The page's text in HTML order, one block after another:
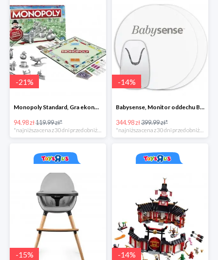
-21%
Monopoly Standard, Gra ekonomiczna 8+
94.98 zł119.99 zł*
-14%
Babysense, Monitor oddechu Babysense BS-7
344.98 zł399.99 zł*
-15% -14%